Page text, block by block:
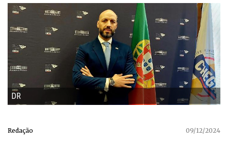
DR
Redação 09/12/2024